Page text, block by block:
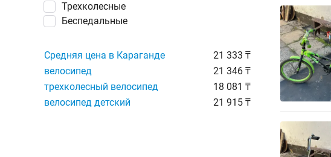
трехколесные
беспедальные
Средняя цена в Караганде
21 333 ₸
велосипед
21 346 ₸
трехколесный велосипед
18 081 ₸
велосипед детский
21 915 ₸